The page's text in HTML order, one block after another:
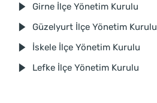
Girne İlçe Yönetim Kurulu
Güzelyurt İlçe Yönetim Kurulu
İskele İlçe Yönetim Kurulu
Lefke İlçe Yönetim Kurulu